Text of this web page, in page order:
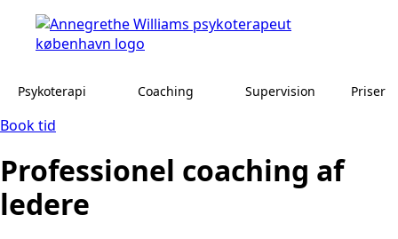
Psykoterapi Coaching Supervision Priser
Book tid
Professionel coaching af
ledere